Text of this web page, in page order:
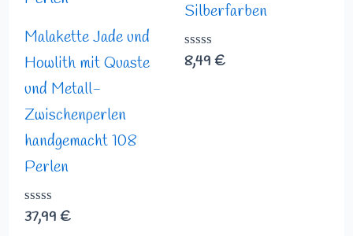
Malakette Jade und
Howlith mit Quaste
und Metall-
Zwischenperlen
handgemacht 108
Perlen
Bewertet
mit
37,99 €
Silberfarben
Bewertet
mit
8,49 €